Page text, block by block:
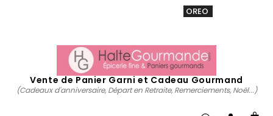
OREO
Vente de Panier Garni et Cadeau Gourmand
(Cadeaux d'anniversaire, Départ en Retraite, Remerciements, Noël...)